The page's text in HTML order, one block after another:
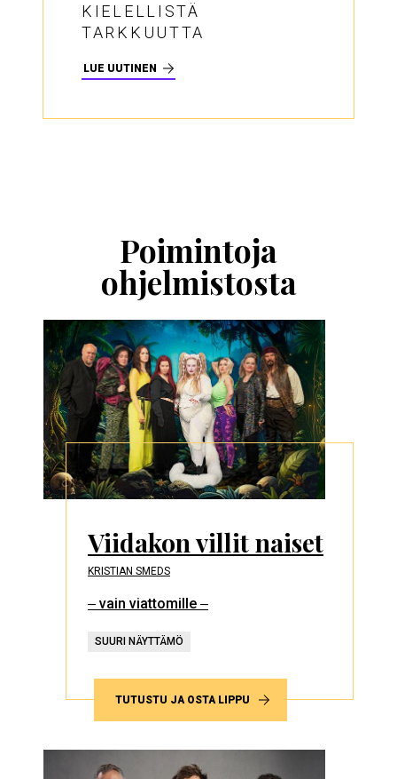
KIELELLISTÄ
TARKKUUTTA
LUE UUTINEN
Poimintoja
ohjelmistosta
Viidakon villit naiset
KRISTIAN SMEDS
‒ vain viattomille ‒
SUURI NÄYTTÄMÖ
TUTUSTU JA OSTA LIPPU